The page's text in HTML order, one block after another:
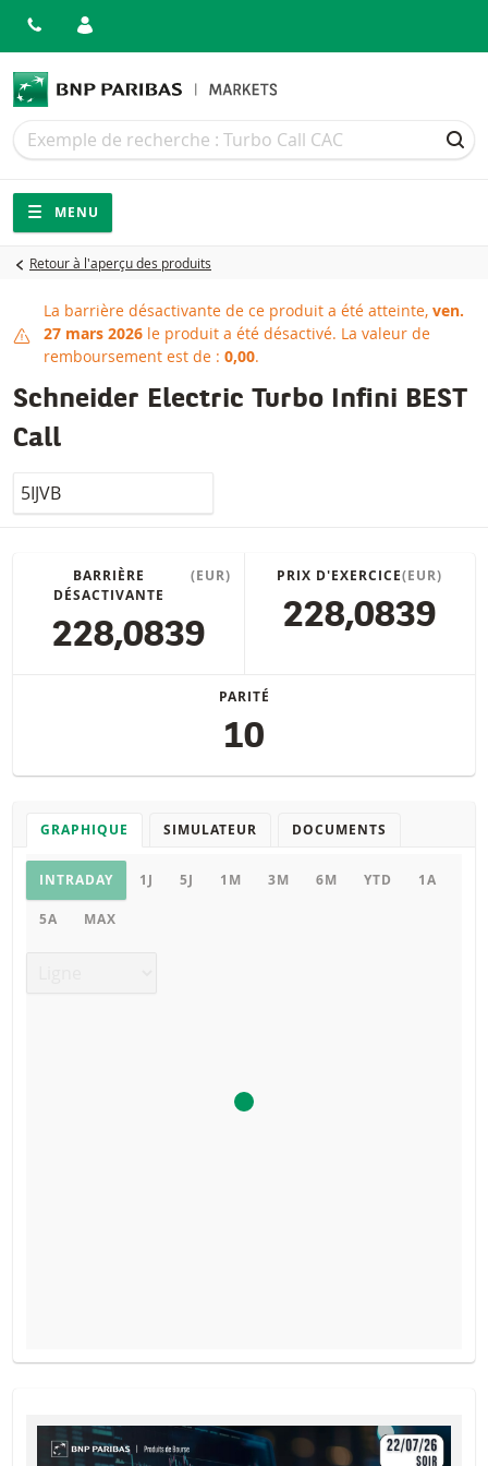
Recherche
Recherche
Navigation
Navigation sur le site
MENU
Retour à l'aperçu des produits
Barrière désactivante
La barrière désactivante de ce produit a été atteinte, ven.
27 mars 2026 le produit a été désactivé. La valeur de
remboursement est de : 0,00.
Schneider Electric Turbo Infini BEST
Call
LocalCode
BARRIÈRE
DÉSACTIVANTE
(EUR)
228,0839
PRIX D'EXERCICE(EUR)
228,0839
PARITÉ
10
GRAPHIQUE SIMULATEUR DOCUMENTS
Graphique
INTRADAY 1J 5J 1M 3M 6M YTD 1A
5A MAX
Le simulateur a été désactivé, car la barrière desactivante
PROSPECTUS DE BASE
Français (France)